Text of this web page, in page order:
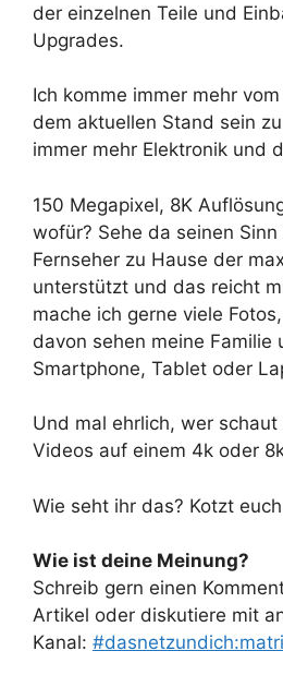
der einzelnen Teile und
Upgrades.
Ich komme immer mehr
dem aktuellen Stand sein
immer mehr Elektronik und
150 Megapixel, 8K
wofür? Sehe da seinen
Fernseher zu Hause der
unterstützt und das reicht
mache ich gerne viele
davon sehen meine Familie
Smartphone, Tablet oder
Und mal ehrlich, wer
Videos auf einem 4k oder
Wie seht ihr das? Kotzt
Wie ist deine Meinung?
Schreib gern einen
Artikel oder diskutiere mit
Kanal: